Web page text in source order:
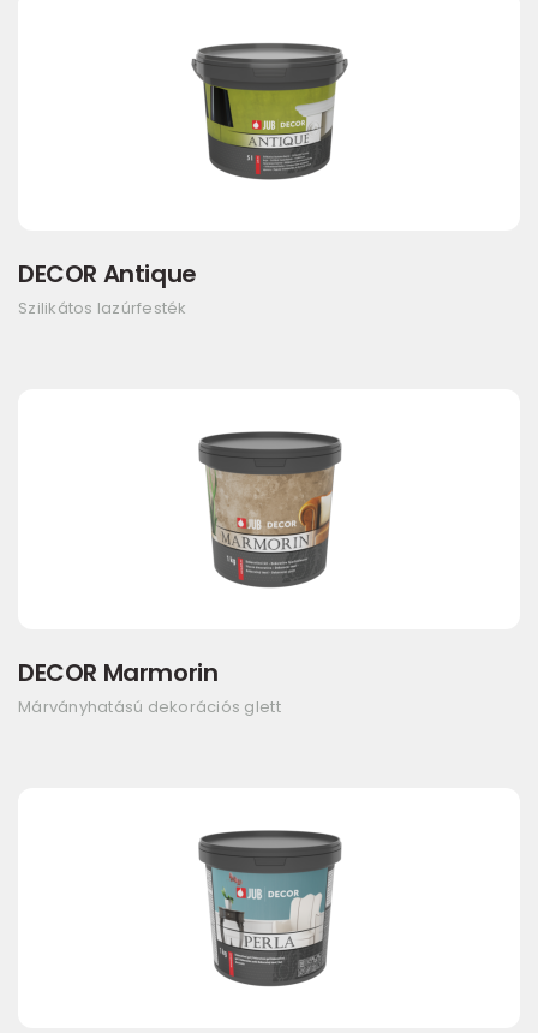
DECOR Antique
Szilikátos lazúrfesték
DECOR Marmorin
Márványhatású dekorációs glett